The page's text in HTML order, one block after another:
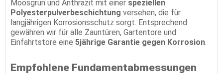
Moosgrün und Anthrazit mit einer speziellen
Polyesterpulverbeschichtung versehen, die für
langjährigen Korrosionsschutz sorgt. Entsprechend
gewähren wir für alle Zauntüren, Gartentore und
Einfahrtstore eine 5jährige Garantie gegen Korrosion.
Empfohlene Fundamentabmessungen